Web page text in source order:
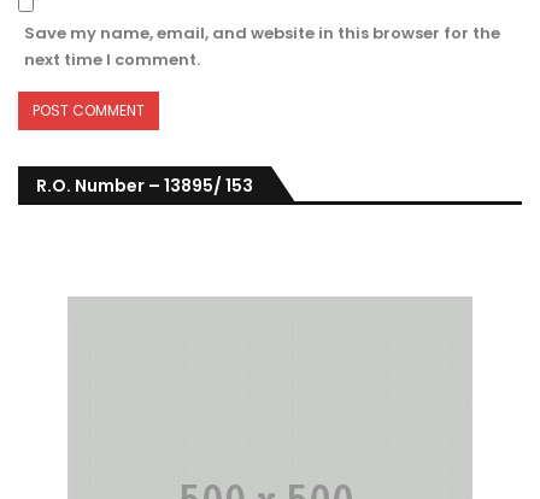
Save my name, email, and website in this browser for the
next time I comment.
R.O. Number – 13895/ 153